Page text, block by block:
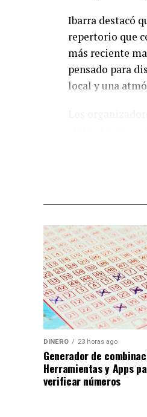
Ibarra destacó
repertorio que
más reciente
pensado para
local y una
diversas
adquirir sus
Nota: Al
ciudad de
DINERO 23 horas ago
Generador de
Herramientas y Apps
verificar números